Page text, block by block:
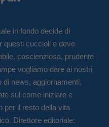
in fondo decide di
questi cuccioli e deve
coscienziosa, prudente
vogliamo dare ai nostri
di news, aggiornamenti,
sul come iniziare e
per il resto della vita
Direttore editoriale: